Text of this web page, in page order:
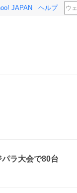
JAPAN ヘルプ
ラ大会で80台